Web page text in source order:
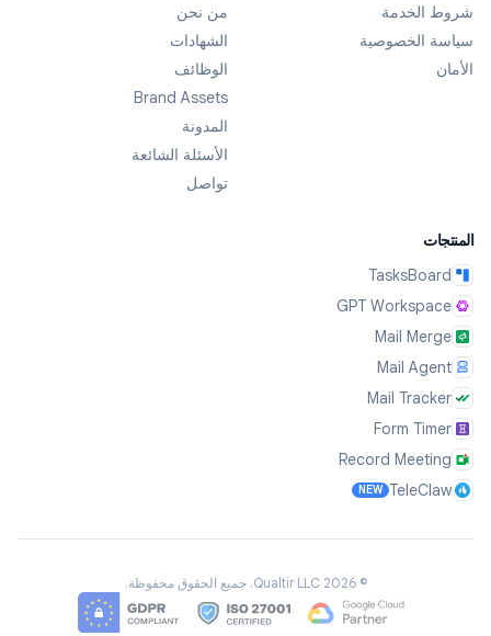
شروط الخدمة
سياسة الخصوصية
الأمان
من نحن
الشهادات
الوظائف
Brand Assets
المدونة
الأسئلة الشائعة
تواصل
المنتجات
TasksBoard
GPT Workspace
Mail Merge
Mail Agent
Mail Tracker
Form Timer
Record Meeting
TeleClaw
NEW
©
2026
Qualtir LLC. جميع الحقوق محفوظة.